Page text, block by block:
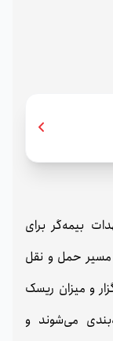
بیمه‌گر برای
مسیر حمل‌ و نقل
و میزان ریسک
می‌شوند و